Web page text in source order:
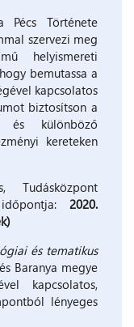
Története
szervezi meg
helyismereti
bemutassa a
kapcsolatos
biztosítson a
és különböző
kereteken
Tudásközpont
2020.
és tematikus
Baranya megye
kapcsolatos,
lényeges